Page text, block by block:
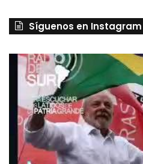
Síguenos en Instagram